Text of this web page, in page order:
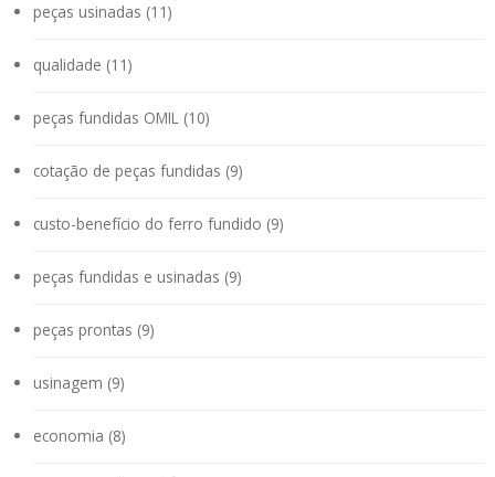
peças usinadas (11)
qualidade (11)
peças fundidas OMIL (10)
cotação de peças fundidas (9)
custo-benefício do ferro fundido (9)
peças fundidas e usinadas (9)
peças prontas (9)
usinagem (9)
economia (8)